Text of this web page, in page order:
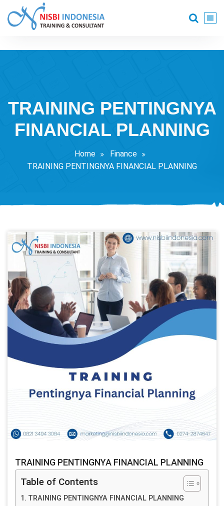
content
TRAINING PENTINGNYA
FINANCIAL PLANNING
Home
Finance
TRAINING PENTINGNYA FINANCIAL PLANNING
TRAINING PENTINGNYA FINANCIAL PLANNING
Table of Contents
TRAINING PENTINGNYA FINANCIAL PLANNING